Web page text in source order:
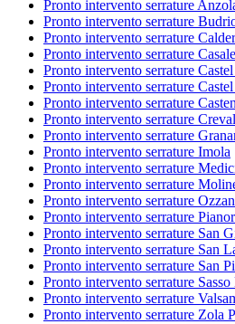
Pronto intervento serrature
Pronto intervento serrature
Pronto intervento serrature
Pronto intervento serrature
Pronto intervento serrature
Pronto intervento serrature
Pronto intervento serrature
Pronto intervento serrature
Pronto intervento serrature
Pronto intervento serrature Imola
Pronto intervento serrature
Pronto intervento serrature
Pronto intervento serrature
Pronto intervento serrature
Pronto intervento serrature San
Pronto intervento serrature San
Pronto intervento serrature San
Pronto intervento serrature
Pronto intervento serrature
Pronto intervento serrature Zola